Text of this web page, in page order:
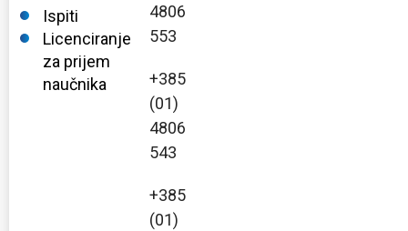
Ispiti
Licenciranje
za prijem
naučnika
4806
553
+385
(01)
4806
543
+385
(01)